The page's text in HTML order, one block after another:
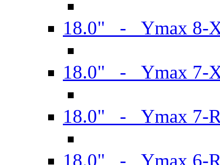
18.0" - Ymax 8-
18.0" - Ymax 7-
18.0" - Ymax 7-
18.0" - Ymax 6-